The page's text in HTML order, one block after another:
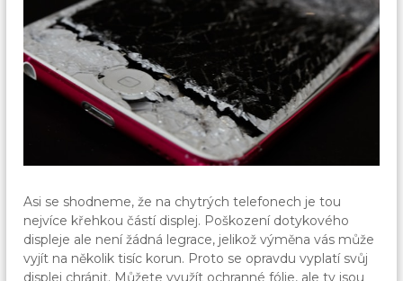
Asi se shodneme, že na chytrých telefonech je tou
nejvíce křehkou částí displej. Poškození dotykového
displeje ale není žádná legrace, jelikož výměna vás může
vyjít na několik tisíc korun. Proto se opravdu vyplatí svůj
displej chránit. Můžete využít ochranné fólie, ale ty jsou